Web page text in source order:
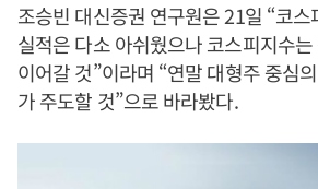
조승빈 대신증권 연구원은 21일 “코
실적은 다소 아쉬웠으나 코스피지수
이어갈 것”이라며 “연말 대형주 중심
가 주도할 것”으로 바라봤다.